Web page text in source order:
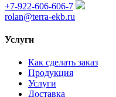
+7-922-606-606-7
rolan@terra-ekb.ru
Услуги
Как сделать заказ
Продукция
Услуги
Доставка